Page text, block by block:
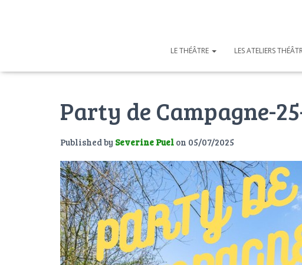
LE THÉÂTRE LES ATELIERS
Party de Campagne-
Published by Severine Puel on 05/07/2025